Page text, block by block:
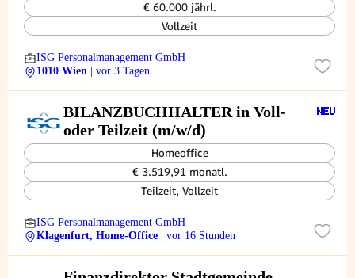
€ 60.000 jährl.
Vollzeit
ISG Personalmanagement GmbH
1010 Wien
| vor 3 Tagen
BILANZBUCHHALTER in Voll-
oder Teilzeit (m/w/d)
Homeoffice
€ 3.519,91 monatl.
Teilzeit, Vollzeit
ISG Personalmanagement GmbH
Klagenfurt, Home-Office
| vor 16 Stunden